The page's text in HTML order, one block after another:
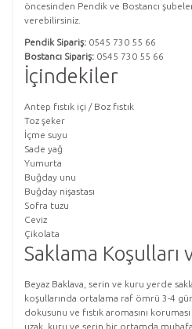
öncesinden Pendik ve Bostancı
verebilirsiniz.
Pendik Sipariş: 0545 730 55 66
Bostancı Sipariş: 0545 730 55 66
İçindekiler
Antep fıstık içi / Boz fıstık
Toz şeker
İçme suyu
Sade yağ
Yumurta
Buğday unu
Buğday nişastası
Sofra tuzu
Ceviz
Çikolata
Saklama Koşulları
Beyaz Baklava, serin ve kuru yerde
koşullarında ortalama raf ömrü 3-4
dokusunu ve fıstık aromasını
uzak, kuru ve serin bir ortamda